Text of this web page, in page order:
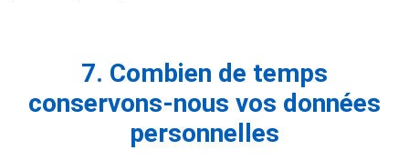
7. Combien de temps
conservons-nous vos données
personnelles